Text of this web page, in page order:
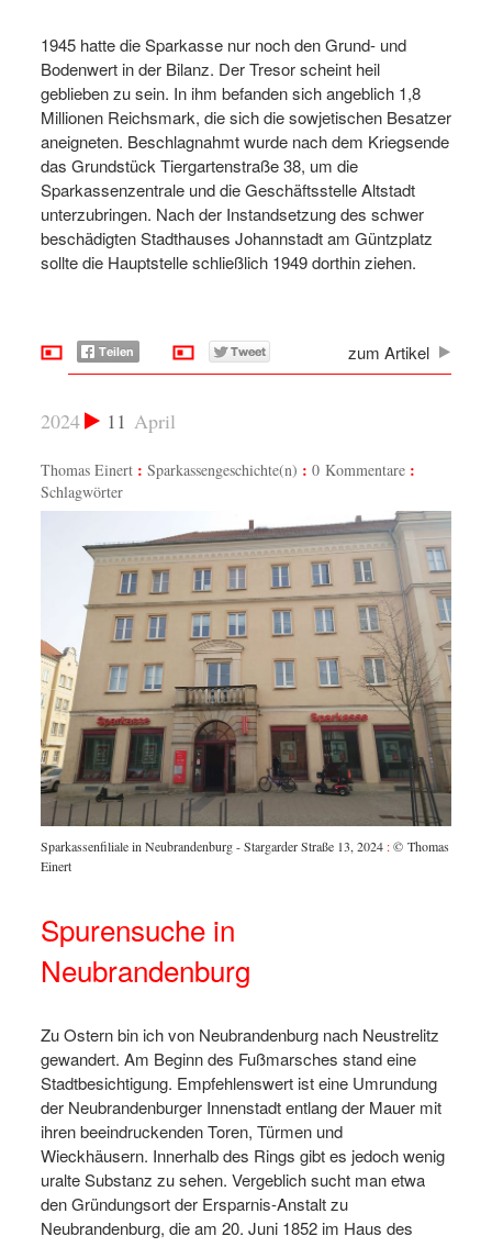
1945 hatte die Sparkasse nur noch den Grund- und
Bodenwert in der Bilanz. Der Tresor scheint heil
geblieben zu sein. In ihm befanden sich angeblich 1,8
Millionen Reichsmark, die sich die sowjetischen Besatzer
aneigneten. Beschlagnahmt wurde nach dem Kriegsende
das Grundstück Tiergartenstraße 38, um die
Sparkassenzentrale und die Geschäftsstelle Altstadt
unterzubringen. Nach der Instandsetzung des schwer
beschädigten Stadthauses Johannstadt am Güntzplatz
sollte die Hauptstelle schließlich 1949 dorthin ziehen.
zum Artikel
11 April
2024
Thomas Einert Sparkassengeschichte(n)
0 Kommentare
Schlagwörter
Sparkassenfiliale in Neubrandenburg - Stargarder Straße 13, 2024 :© Thomas
Einert
Spurensuche in
Neubrandenburg
Zu Ostern bin ich von Neubrandenburg nach Neustrelitz
gewandert. Am Beginn des Fußmarsches stand eine
Stadtbesichtigung. Empfehlenswert ist eine Umrundung
der Neubrandenburger Innenstadt entlang der Mauer mit
ihren beeindruckenden Toren, Türmen und
Wieckhäusern. Innerhalb des Rings gibt es jedoch wenig
uralte Substanz zu sehen. Vergeblich sucht man etwa
den Gründungsort der Ersparnis-Anstalt zu
Neubrandenburg, die am 20. Juni 1852 im Haus des